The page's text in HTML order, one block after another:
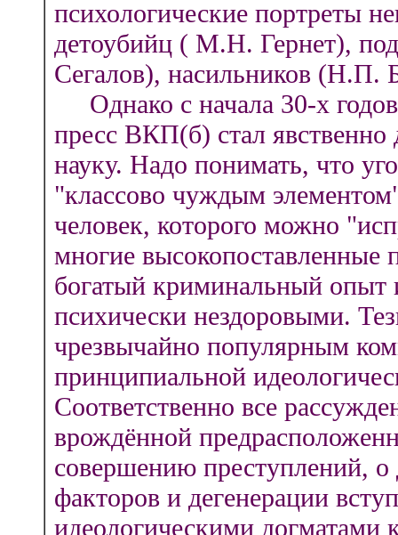
психологические портреты
детоубийц ( М.Н. Гернет),
Сегалов), насильников (Н.П.
Однако с начала 30-х годов
пресс ВКП(б) стал явственно
науку. Надо понимать, что
"классово чуждым
человек, которого можно
многие
богатый криминальный опыт
психически нездоровыми.
чрезвычайно популярным
принципиальной
Соответственно все
врождённой
совершению преступлений,
факторов и дегенерации
идеологическими догматами